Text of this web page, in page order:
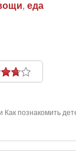
, еда
Как познакомить